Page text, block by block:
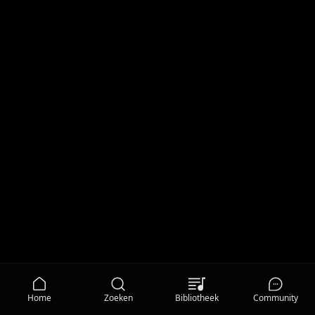
Home Zoeken Bibliotheek Community